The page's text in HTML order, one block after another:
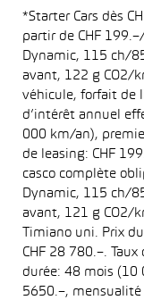
*Starter Cars dès
partir de CHF
Dynamic, 115 ch/
avant, 122 g CO2/
véhicule, forfait de
d’intérêt annuel
000 km/an),
de leasing: CHF
casco complète
Dynamic, 115 ch/
avant, 121 g CO2/
Timiano uni. Prix
CHF 28 780.–.
durée: 48 mois (10
5650.–, mensualité